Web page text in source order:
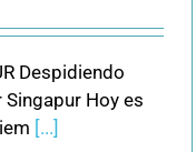
Despidiendo
Hoy es
[...]